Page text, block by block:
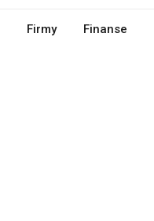
Firmy Finanse